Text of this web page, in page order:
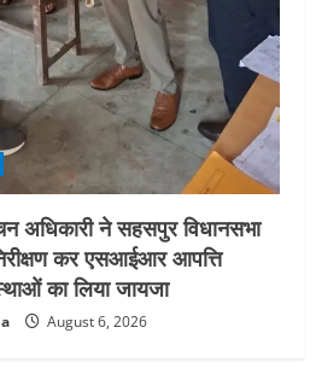
अधिकारी ने सहसपुर विधानसभा
कर एसआईआर आपत्ति
का लिया जायजा
August 6, 2026